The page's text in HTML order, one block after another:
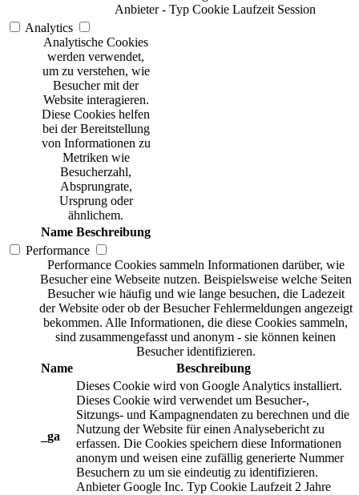
Anbieter - Typ Cookie Laufzeit Session
Analytics
Analytische Cookies
werden verwendet,
um zu verstehen, wie
Besucher mit der
Website interagieren.
Diese Cookies helfen
bei der Bereitstellung
von Informationen zu
Metriken wie
Besucherzahl,
Absprungrate,
Ursprung oder
ähnlichem.
Name Beschreibung
Performance
Performance Cookies sammeln Informationen darüber, wie
Besucher eine Webseite nutzen. Beispielsweise welche Seiten
Besucher wie häufig und wie lange besuchen, die Ladezeit
der Website oder ob der Besucher Fehlermeldungen angezeigt
bekommen. Alle Informationen, die diese Cookies sammeln,
sind zusammengefasst und anonym - sie können keinen
Besucher identifizieren.
Name
Beschreibung
_ga
Dieses Cookie wird von Google Analytics installiert.
Dieses Cookie wird verwendet um Besucher-,
Sitzungs- und Kampagnendaten zu berechnen und die
Nutzung der Website für einen Analysebericht zu
erfassen. Die Cookies speichern diese Informationen
anonym und weisen eine zufällig generierte Nummer
Besuchern zu um sie eindeutig zu identifizieren.
Anbieter Google Inc. Typ Cookie Laufzeit 2 Jahre